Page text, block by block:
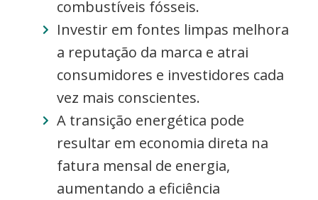
combustíveis fósseis.
Investir em fontes limpas melhora
a reputação da marca e atrai
consumidores e investidores cada
vez mais conscientes.
A transição energética pode
resultar em economia direta na
fatura mensal de energia,
aumentando a eficiência